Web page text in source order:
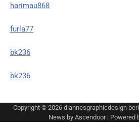
harimau868
furla77
bk236
bk236
Copyright © 2026 diannesgraphicdesign
News by Ascendoor| Powered